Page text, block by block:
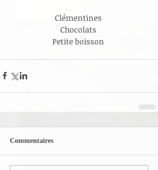
Clémentines
Chocolats
Petite boisson
Commentaires